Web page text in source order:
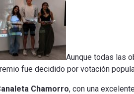
Aunque todas las
fue decidido por votación
Chamorro, con una